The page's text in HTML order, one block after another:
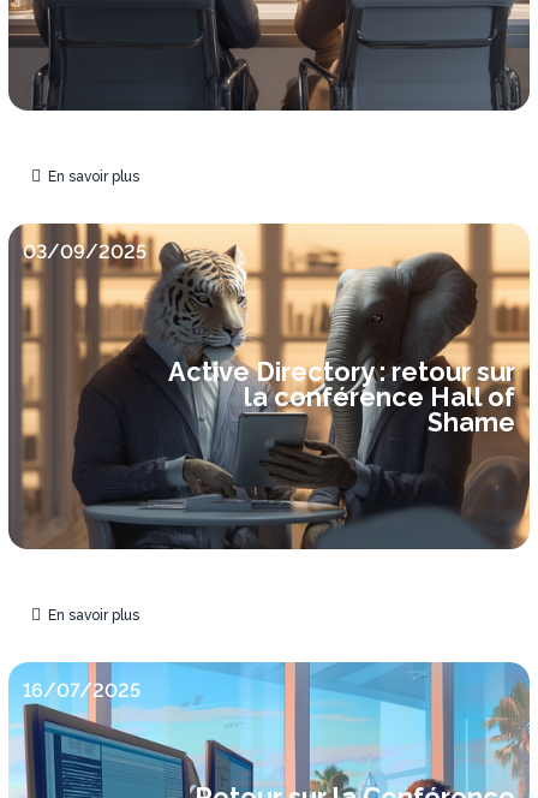
En savoir plus
03/09/2025
Active Directory : retour sur
la conférence Hall of
Shame
En savoir plus
16/07/2025